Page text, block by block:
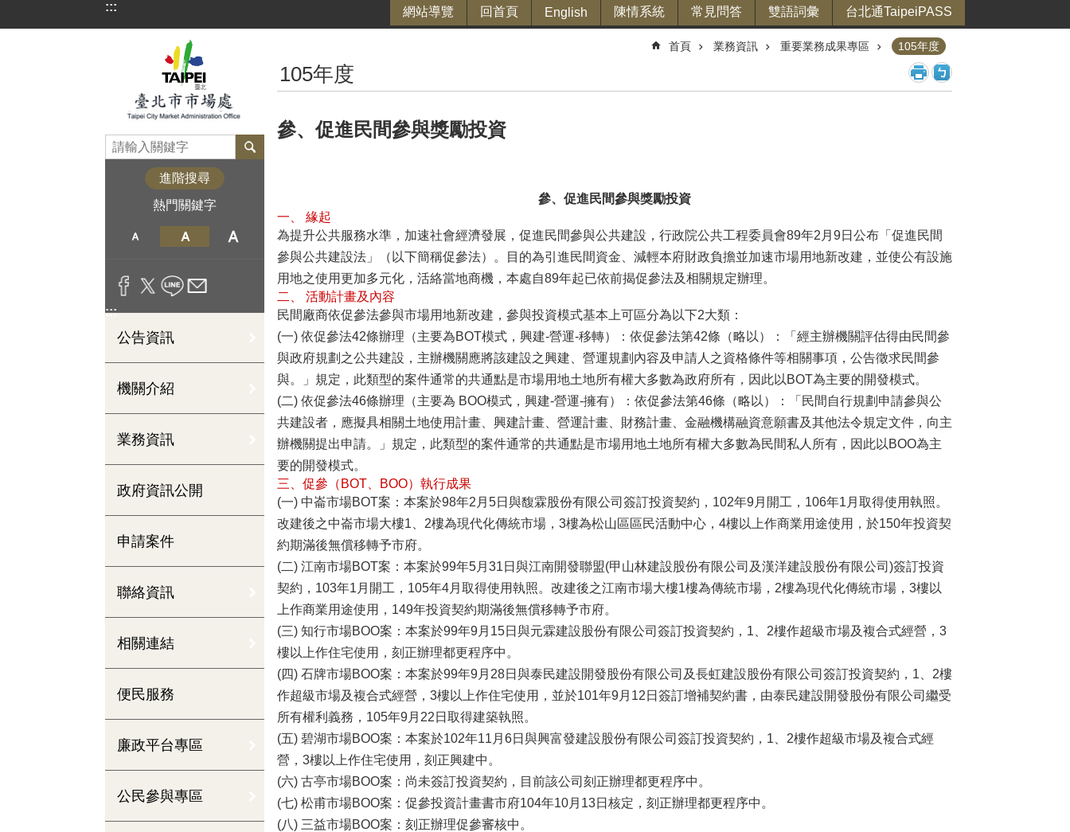
跳到主要內容區塊
::: 網站導覽 回首頁 English 陳情系統 常見問答 雙語詞彙 台北通TaipeiPASS
進階搜尋
熱門關鍵字
:::
公告資訊
機關介紹
業務資訊
政府資訊公開
申請案件
聯絡資訊
相關連結
便民服務
廉政平台專區
公民參與專區
首頁 業務資訊 重要業務成果專區 105年度
105年度
參、促進民間參與獎勵投資
參、促進民間參與獎勵投資
一、 緣起
為提升公共服務水準，加速社會經濟發展，促進民間參與公共建設，行政院公共工程委員會89年2月9日公布「促進民間
參與公共建設法」（以下簡稱促參法）。目的為引進民間資金、減輕本府財政負擔並加速市場用地新改建，並使公有設施
用地之使用更加多元化，活絡當地商機，本處自89年起已依前揭促參法及相關規定辦理。
二、 活動計畫及內容
民間廠商依促參法參與市場用地新改建，參與投資模式基本上可區分為以下2大類：
(一) 依促參法42條辦理（主要為BOT模式，興建-營運-移轉）：依促參法第42條（略以）：「經主辦機關評估得由民間參
與政府規劃之公共建設，主辦機關應將該建設之興建、營運規劃內容及申請人之資格條件等相關事項，公告徵求民間參
與。」規定，此類型的案件通常的共通點是市場用地土地所有權大多數為政府所有，因此以BOT為主要的開發模式。
(二) 依促參法46條辦理（主要為 BOO模式，興建-營運-擁有）：依促參法第46條（略以）：「民間自行規劃申請參與公
共建設者，應擬具相關土地使用計畫、興建計畫、營運計畫、財務計畫、金融機構融資意願書及其他法令規定文件，向主
辦機關提出申請。」規定，此類型的案件通常的共通點是市場用地土地所有權大多數為民間私人所有，因此以BOO為主
要的開發模式。
三、促參（BOT、BOO）執行成果
(一) 中崙市場BOT案：本案於98年2月5日與馥霖股份有限公司簽訂投資契約，102年9月開工，106年1月取得使用執照。
改建後之中崙市場大樓1、2樓為現代化傳統市場，3樓為松山區區民活動中心，4樓以上作商業用途使用，於150年投資契
約期滿後無償移轉予市府。
(二) 江南市場BOT案：本案於99年5月31日與江南開發聯盟(甲山林建設股份有限公司及漢洋建設股份有限公司)簽訂投資
契約，103年1月開工，105年4月取得使用執照。改建後之江南市場大樓1樓為傳統市場，2樓為現代化傳統市場，3樓以
上作商業用途使用，149年投資契約期滿後無償移轉予市府。
(三) 知行市場BOO案：本案於99年9月15日與元霖建設股份有限公司簽訂投資契約，1、2樓作超級市場及複合式經營，3
樓以上作住宅使用，刻正辦理都更程序中。
(四) 石牌市場BOO案：本案於99年9月28日與泰民建設開發股份有限公司及長虹建設股份有限公司簽訂投資契約，1、2樓
作超級市場及複合式經營，3樓以上作住宅使用，並於101年9月12日簽訂增補契約書，由泰民建設開發股份有限公司繼受
所有權利義務，105年9月22日取得建築執照。
(五) 碧湖市場BOO案：本案於102年11月6日與興富發建設股份有限公司簽訂投資契約，1、2樓作超級市場及複合式經
營，3樓以上作住宅使用，刻正興建中。
(六) 古亭市場BOO案：尚未簽訂投資契約，目前該公司刻正辦理都更程序中。
(七) 松甫市場BOO案：促參投資計畫書市府104年10月13日核定，刻正辦理都更程序中。
(八) 三益市場BOO案：刻正辦理促參審核中。